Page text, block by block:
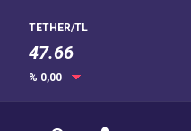
TETHER/TL
47.66
% 0,00